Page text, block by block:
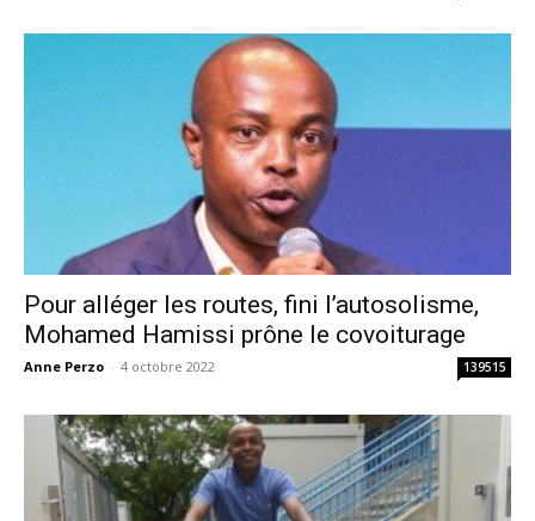
Pour alléger les routes, fini l’autosolisme,
Mohamed Hamissi prône le covoiturage
Anne Perzo - 4 octobre 2022 139515